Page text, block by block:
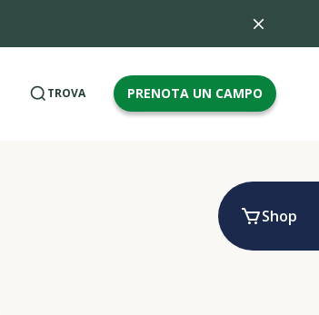
Shop
TROVA PRENOTA UN CAMPO